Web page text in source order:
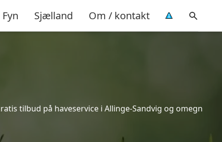
Fyn Sjælland Om / kontakt
tilbud på haveservice i Allinge-Sandvig og omegn